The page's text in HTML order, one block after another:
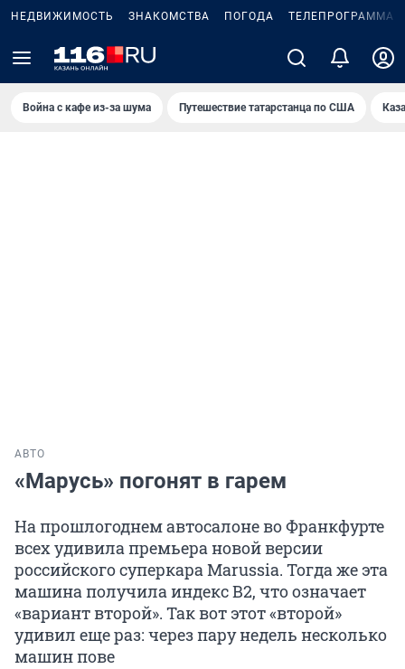
НЕДВИЖИМОСТЬ ЗНАКОМСТВА ПОГОДА ТЕЛЕПРОГРАММА
Война с кафе из-за шума Путешествие татарстанца по США
АВТО
«Марусь» погонят в гарем
На прошлогоднем автосалоне во Франкфурте
всех удивила премьера новой версии
российского суперкара Marussia. Тогда же эта
машина получила индекс B2, что означает
«вариант второй». Так вот этот «второй»
удивил еще раз: через пару недель несколько
машин пове